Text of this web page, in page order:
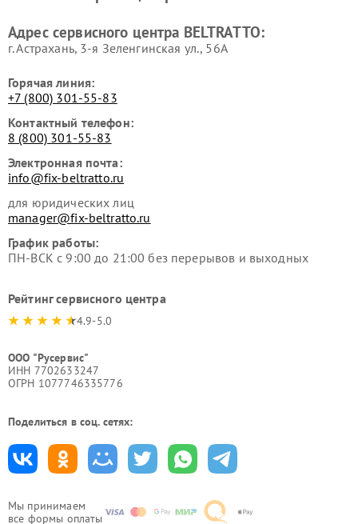
Мы принимаем
все формы оплаты
Адрес сервисного центра BELTRATTO:
г. Астрахань, 3-я Зеленгинская ул., 56А
Горячая линия:
+7 (800) 301-55-83
Контактный телефон:
8 (800) 301-55-83
Электронная почта:
info@fix-beltratto.ru
для юридических лиц
manager@fix-beltratto.ru
График работы:
ПН-ВСК с 9:00 до 21:00 без перерывов и выходных
Рейтинг сервисного центра
4.9-5.0
ООО "Русервис"
ИНН 7702633247
ОГРН 1077746335776
Поделиться в соц. сетях: